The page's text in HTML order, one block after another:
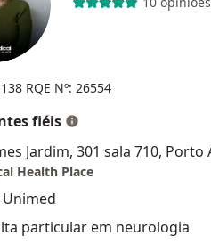
RQE Nº: 26554
fiéis
Health Place
particular em neurologia